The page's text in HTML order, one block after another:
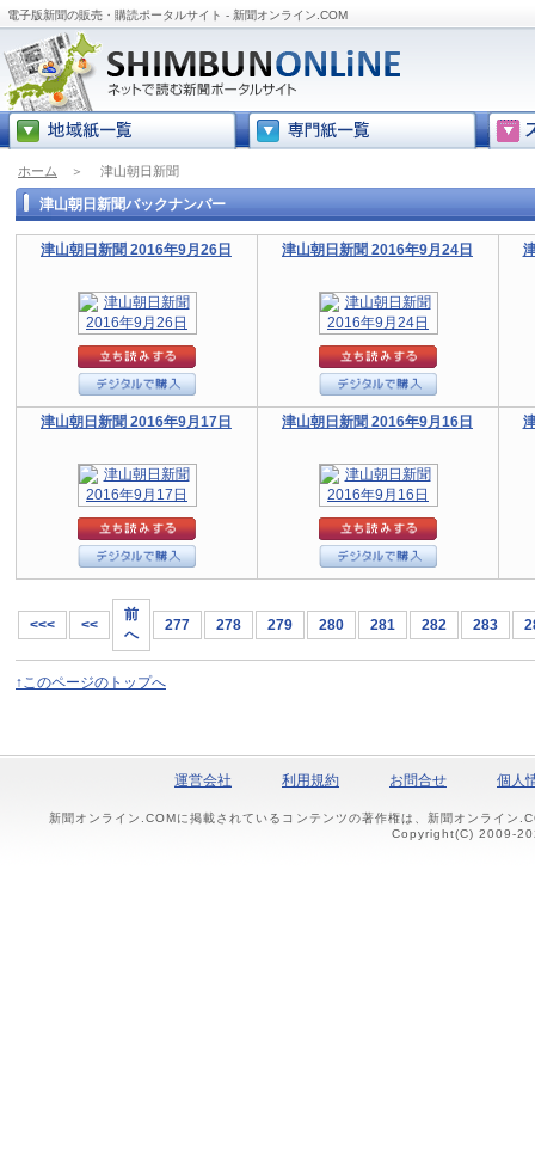
電子版新聞の販売・購読ポータルサイト - 新聞オンライン.COM
ホーム ＞ 津山朝日新聞
津山朝日新聞バックナンバー
津山朝日新聞 2016年9月26日 津山朝日新聞 2016年9月24日
津山朝日新聞 2016年9月17日 津山朝日新聞 2016年9月16日
<<< <<
前
へ
277 278 279 280 281 282 283
↑このページのトップへ
運営会社 利用規約 お問合せ 個人
新聞オンライン.COMに掲載されているコンテンツの著作権は、新聞オンライン
Copyright(C) 2009-